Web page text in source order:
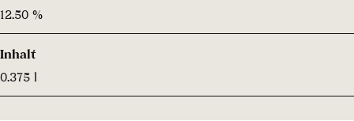
12.50 %
Inhalt
0.375 l